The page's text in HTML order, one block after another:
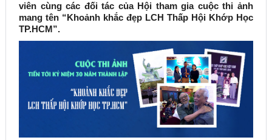
viên cùng các đối tác của Hội tham gia cuộc thi ảnh
mang tên “Khoảnh khắc đẹp LCH Thấp Hội Khớp Học
TP.HCM”.